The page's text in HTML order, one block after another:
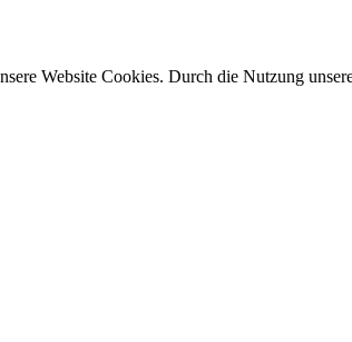
Website Cookies. Durch die Nutzung